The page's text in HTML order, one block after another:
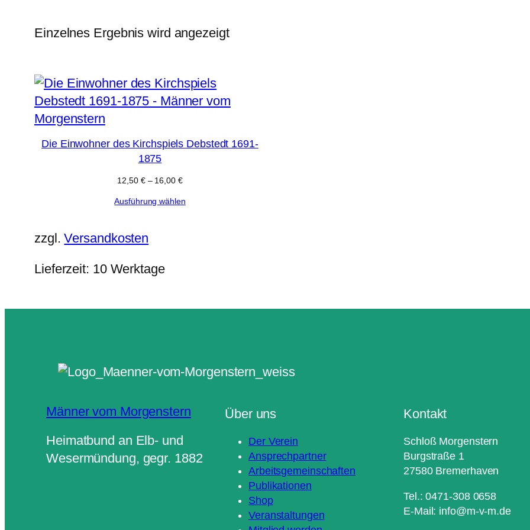
Einzelnes Ergebnis wird angezeigt
Die Einwohner des Kirchspiels Debstedt 1691-
1875
12,50 €– 16,00 €
Ausführung wählen
zzgl.Versandkosten
Lieferzeit: 10 Werktage
Männer vom Morgenstern
Heimatbund an Elb- und
Wesermündung, gegr. 1882
Über uns
Der Verein
Ansprechpartner
Arbeitsgemeinschaften
Publikationen
Shop
Veranstaltungen
Kontakt
Schloß Morgenstern
Burgstraße 1
27580 Bremerhaven
Tel.: 0471-308 0658
E-Mail: info@m-v-m.de